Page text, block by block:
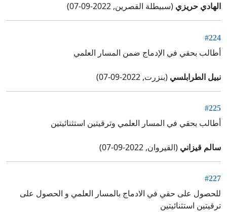
الهادي حريزي (سبيطلة القصرين, 2022-09-07)
#224
أطالب بحقي في الإدماج ضمن المسار العلمي
نبيل الطرابلسي (بنزرت, 2022-09-07)
#225
أطالب بحقي في المسار العلمي وترقيتين استثنائيتين
سالم قيزاني (القيروان, 2022-09-07)
#227
للحصول على حقي في الادماج بالمسار العلمي و الحصول على
ترقيتين استثنائيتين